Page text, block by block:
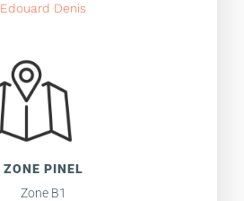
Edouard Denis
ZONE PINEL
Zone B1